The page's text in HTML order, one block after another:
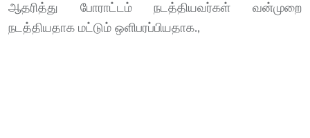
ஆதரித்து போராட்டம் நடத்தியவர்கள் வன்முறை
நடத்தியதாக மட்டும் ஒளிபரப்பியதாக.,